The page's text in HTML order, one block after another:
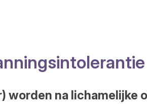
worden na lichamelijke